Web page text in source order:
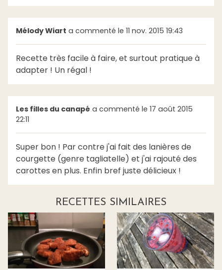
Mélody Wiart a commenté le 11 nov. 2015 19:43
Recette très facile à faire, et surtout pratique à
adapter ! Un régal !
Les filles du canapé a commenté le 17 août 2015
22:11
Super bon ! Par contre j'ai fait des lanières de
courgette (genre tagliatelle) et j'ai rajouté des
carottes en plus. Enfin bref juste délicieux !
RECETTES SIMILAIRES